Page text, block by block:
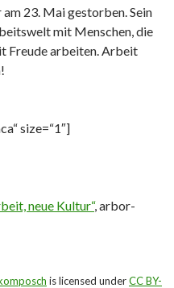
23. Mai gestorben. Sein
mit Menschen, die
Freude arbeiten. Arbeit
size=“1″]
neue Kultur“, arbor-
is licensed underCC BY-